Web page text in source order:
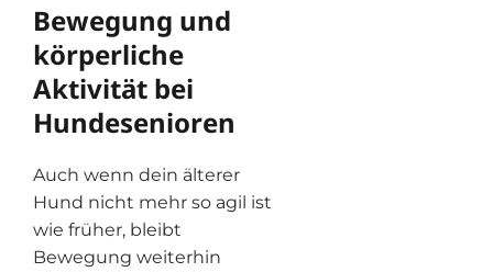
Bewegung und
körperliche
Aktivität bei
Hundesenioren
Auch wenn dein älterer
Hund nicht mehr so agil ist
wie früher, bleibt
Bewegung weiterhin